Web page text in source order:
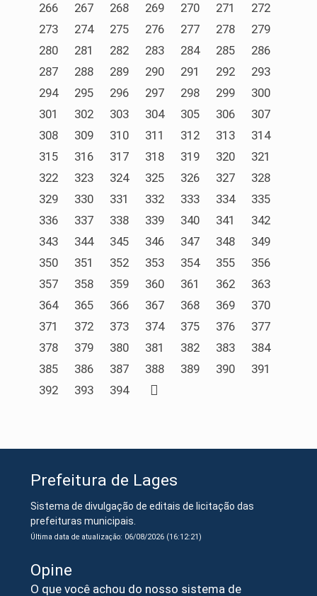
266
267 268 269 270 271
272
273
274 275 276 277 278
279
280
281 282 283 284 285
286
287
288 289 290 291 292
293
294
295 296 297 298 299
300
301
302 303 304 305 306
307
308
309 310 311 312 313
314
315
316 317 318 319 320
321
322
323 324 325 326 327
328
329
330 331 332 333 334
335
336
337 338 339 340 341
342
343
344 345 346 347 348
349
350
351 352 353 354 355
356
357
358 359 360 361 362
363
364
365 366 367 368 369
370
371
372 373 374 375 376
377
378
379 380 381 382 383
384
385
386 387 388 389 390
391
392
393 394
Prefeitura de Lages
Sistema de divulgação de editais de licitação das
prefeituras municipais.
Última data de atualização: 06/08/2026 (16:12:21)
Opine
O que você achou do nosso sistema de